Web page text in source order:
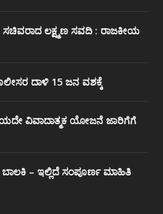
ಲಕ್ಷ್ಮಣ ಸವದಿ : ರಾಜಕೀಯ
ದಾಳಿ 15 ಜನ ವಶಕ್ಕೆ
ವಿವಾದಾತ್ಮಕ ಯೋಜನೆ ಜಾರಿಗೆಗೆ
ಬಾಲಕಿ – ಇಲ್ಲಿದೆ ಸಂಪೂರ್ಣ ಮಾಹಿತಿ